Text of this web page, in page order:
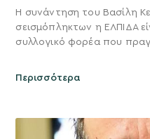
Η συνάντηση του Βασίλη
σεισμόπληκτων η ΕΛΠΙΔΑ
συλλογικό φορέα που
Περισσότερα